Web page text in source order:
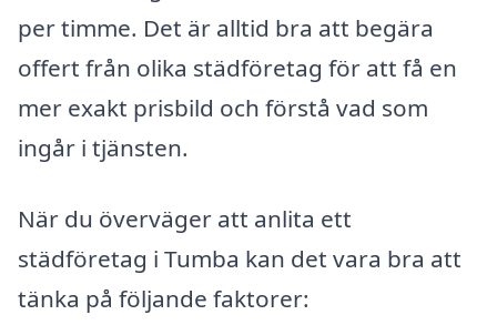
per timme. Det är alltid bra att begära
offert från olika städföretag för att få en
mer exakt prisbild och förstå vad som
ingår i tjänsten.
När du överväger att anlita ett
städföretag i Tumba kan det vara bra att
tänka på följande faktorer: